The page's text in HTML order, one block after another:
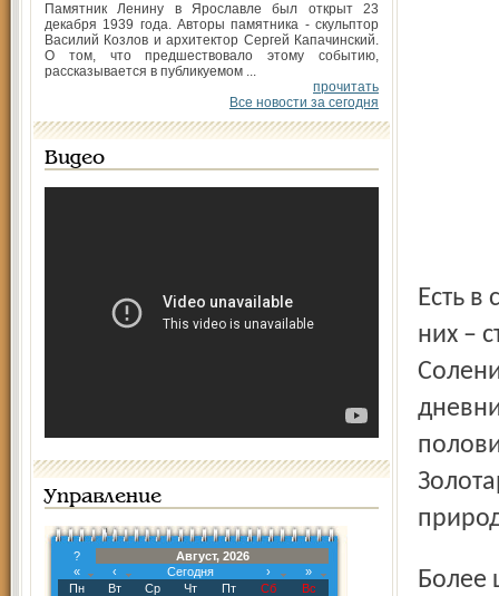
Памятник Ленину в Ярославле был открыт 23
декабря 1939 года. Авторы памятника - скульптор
Василий Козлов и архитектор Сергей Капачинский.
О том, что предшествовало этому событию,
рассказывается в публикуемом ...
прочитать
Все новости за сегодня
Видео
Управление
?
Август, 2026
«
‹ Сегодня ›
»
Пн
Вт Ср Чт Пт Сб
Вс
Есть в сборнике добротные журналистские очерки (среди
них –
Более шестидесяти авторов. Широко известные